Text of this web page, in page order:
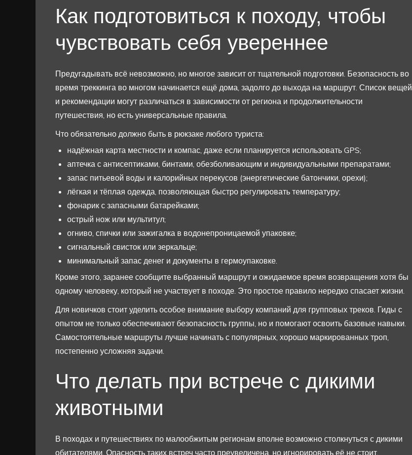
Как подготовиться к походу, чтобы
чувствовать себя увереннее
Предугадывать всё невозможно, но многое зависит от тщательной подготовки. Безопасность во
время треккинга во многом начинается ещё дома, задолго до выхода на маршрут. Список вещей
и рекомендации могут различаться в зависимости от региона и продолжительности
путешествия, но есть универсальные правила.
Что обязательно должно быть в рюкзаке любого туриста:
надёжная карта местности и компас, даже если планируется использовать GPS;
аптечка с антисептиками, бинтами, обезболивающим и индивидуальными препаратами;
запас питьевой воды и калорийных перекусов (энергетические батончики, орехи);
лёгкая и тёплая одежда, позволяющая быстро регулировать температуру;
фонарик с запасными батарейками;
острый нож или мультитул;
огниво, спички или зажигалка в водонепроницаемой упаковке;
сигнальный свисток или зеркальце;
минимальный запас денег и документы в гермоупаковке.
Кроме этого, заранее сообщите выбранный маршрут и ожидаемое время возвращения хотя бы
одному человеку, который не участвует в походе. Это простое правило нередко спасает жизни.
Для новичков стоит уделить особое внимание выбору компаний для групповых треков. Гиды с
опытом не только обеспечивают безопасность группы, но и помогают освоить базовые навыки.
Самостоятельные маршруты лучше начинать с популярных, хорошо маркированных троп,
постепенно усложняя задачи.
Что делать при встрече с дикими
животными
В походах и путешествиях по малообжитым регионам вполне возможно столкнуться с дикими
обитателями. Опасность таких встреч часто преувеличена, но игнорировать её не стоит.